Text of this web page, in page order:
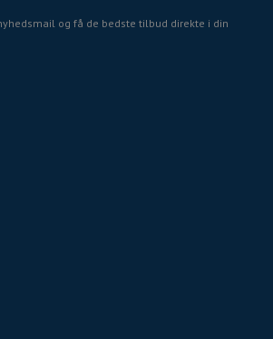
og få de bedste tilbud direkte i din